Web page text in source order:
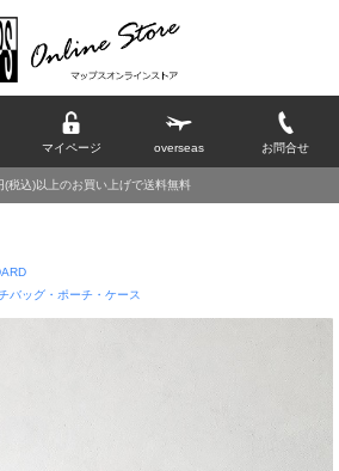
マイページ overseas お問合せ
(税込)以上のお買い上げで送料無料
バッグ・ポーチ・ケース